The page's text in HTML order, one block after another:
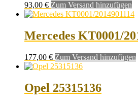
93,00 € Zum Versand hinzufügen
Mercedes KT0001/
177,00 € Zum Versand hinzufügen
Opel 25315136